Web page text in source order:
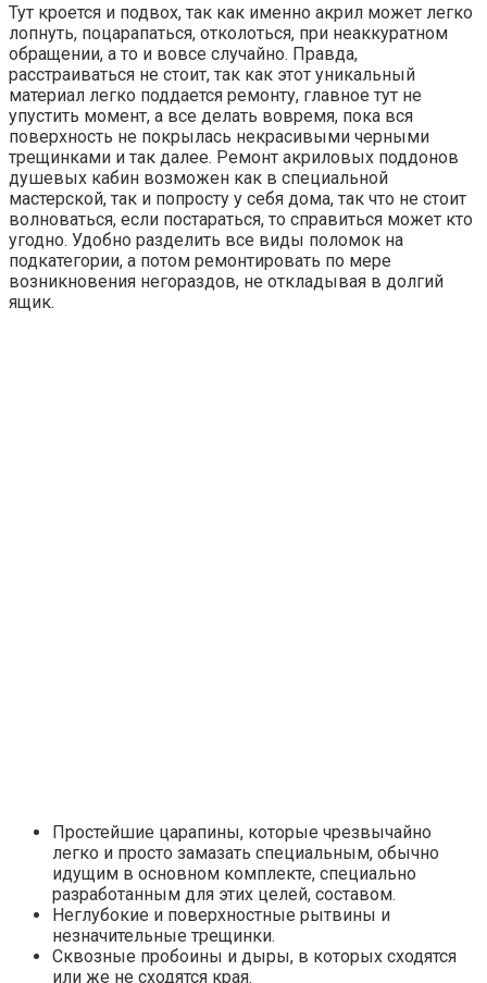
Тут кроется и подвох, так как именно акрил может легко
лопнуть, поцарапаться, отколоться, при неаккуратном
обращении, а то и вовсе случайно. Правда,
расстраиваться не стоит, так как этот уникальный
материал легко поддается ремонту, главное тут не
упустить момент, а все делать вовремя, пока вся
поверхность не покрылась некрасивыми черными
трещинками и так далее. Ремонт акриловых поддонов
душевых кабин возможен как в специальной
мастерской, так и попросту у себя дома, так что не стоит
волноваться, если постараться, то справиться может кто
угодно. Удобно разделить все виды поломок на
подкатегории, а потом ремонтировать по мере
возникновения негораздов, не откладывая в долгий
ящик.
Простейшие царапины, которые чрезвычайно
легко и просто замазать специальным, обычно
идущим в основном комплекте, специально
разработанным для этих целей, составом.
Неглубокие и поверхностные рытвины и
незначительные трещинки.
Сквозные пробоины и дыры, в которых сходятся
или же не сходятся края.